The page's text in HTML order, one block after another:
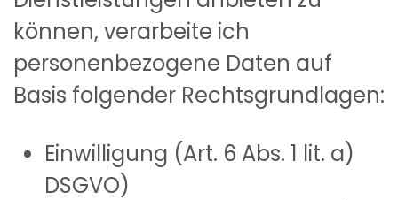
können, verarbeite ich
personenbezogene Daten auf
Basis folgender Rechtsgrundlagen:
Einwilligung (Art. 6 Abs. 1 lit. a)
DSGVO)